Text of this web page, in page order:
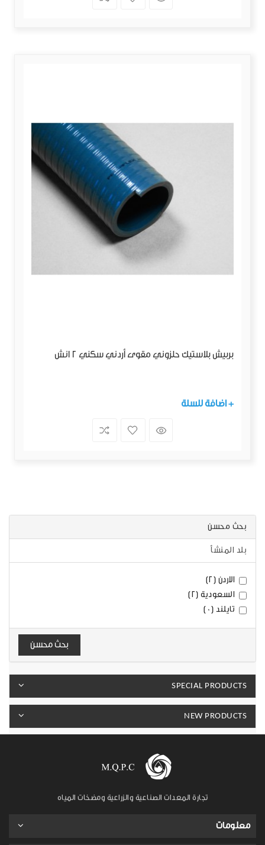
بربيش بلاستيك حلزوني مقوى أردني سكني 2 انش
+ اضافة للسلة
بحث محسن
بلد المنشأ
الاردن (2)
السعودية (2)
تايلند (0)
بحث محسن
SPECIAL PRODUCTS
NEW PRODUCTS
تجارة المعدات الصناعية والزراعية ومضخات المياه
معلومات